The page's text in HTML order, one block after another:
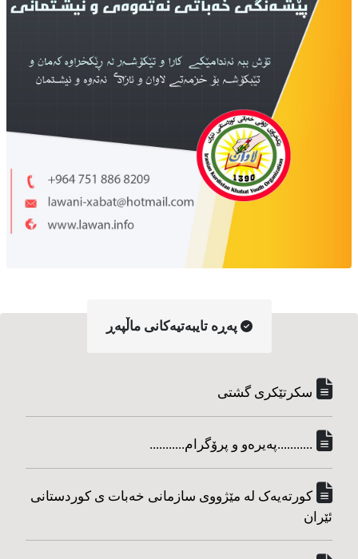
په‌ڕه‌ تایبه‌تیه‌کانی ماڵپه‌ڕ
سکرتێکری گشتی
...........په‌یره‌و و پرۆگرام...........
کورته‌یه‌ک له مێژووی سازمانی خه‌بات ی کوردستانی
ئێران